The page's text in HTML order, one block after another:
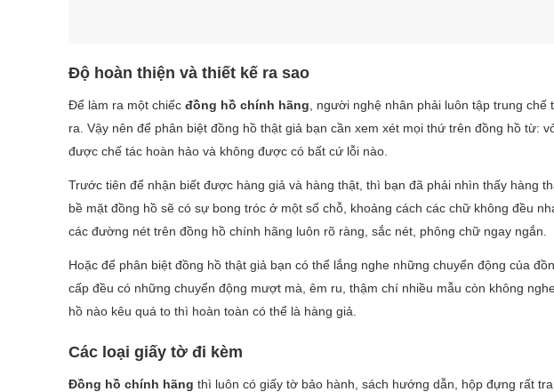
Độ hoàn thiện và thiết kế ra sao
Để làm ra một chiếc đồng hồ chính hãng , người nghệ nhân phải luôn tập trung
ra. Vậy nên để phân biệt đồng hồ thật giả bạn cần xem xét mọi thứ trên đồng hồ từ:
được chế tác hoàn hảo và không được có bất cứ lỗi nào.
Trước tiên để nhận biết được hàng giả và hàng thật, thì bạn đã phải nhìn thấy hàng
bề mặt đồng hồ sẽ có sự bong tróc ở một số chỗ, khoảng cách các chữ không đều
các đường nét trên đồng hồ chính hãng luôn rõ ràng, sắc nét, phông chữ ngay ngắn.
Hoặc để phân biệt đồng hồ thật giả bạn có thể lắng nghe những chuyển động của
cấp đều có những chuyển động mượt mà, êm ru, thậm chí nhiều mẫu còn không
hồ nào kêu quá to thì hoàn toàn có thể là hàng giả.
Các loại giấy tờ đi kèm
Đồng hồ chính hãng thì luôn có giấy tờ bảo hành, sách hướng dẫn, hộp đựng rất